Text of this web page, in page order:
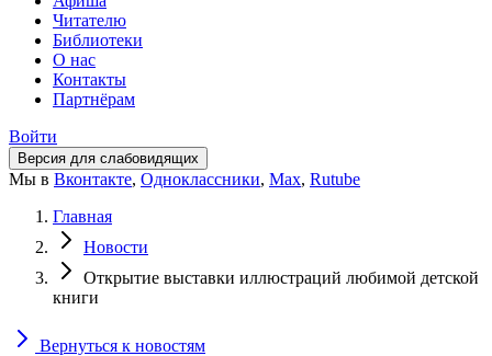
Читателю
Библиотеки
О нас
Контакты
Партнёрам
Войти
Версия для слабовидящих
Мы в Вконтакте, Одноклассники, Max, Rutube
Главная
Новости
Открытие выставки иллюстраций любимой детской
книги
Вернуться к новостям